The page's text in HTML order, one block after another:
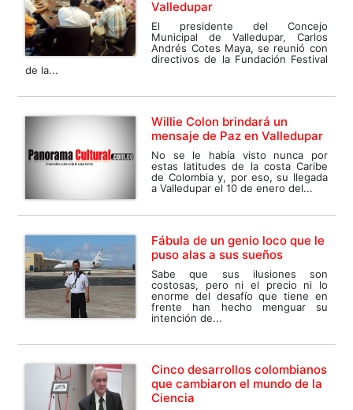
Valledupar
El presidente del Concejo
Municipal de Valledupar, Carlos
Andrés Cotes Maya, se reunió con
directivos de la Fundación Festival
de la...
Willie Colon brindará un
mensaje de Paz en Valledupar
No se le había visto nunca por
estas latitudes de la costa Caribe
de Colombia y, por eso, su llegada
a Valledupar el 10 de enero del...
Fábula de un genio loco que le
puso alas a sus sueños
Sabe que sus ilusiones son
costosas, pero ni el precio ni lo
enorme del desafío que tiene en
frente han hecho menguar su
intención de...
Cinco desarrollos colombianos
que cambiaron el mundo de la
Ciencia